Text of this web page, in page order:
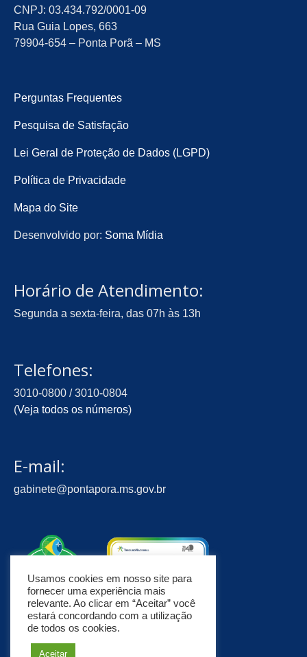
CNPJ: 03.434.792/0001-09
Rua Guia Lopes, 663
79904-654 – Ponta Porã – MS
Perguntas Frequentes
Pesquisa de Satisfação
Lei Geral de Proteção de Dados (LGPD)
Política de Privacidade
Mapa do Site
Desenvolvido por: Soma Mídia
Horário de Atendimento:
Segunda a sexta-feira, das 07h às 13h
Telefones:
3010-0800 / 3010-0804
(Veja todos os números)
E-mail:
gabinete@pontapora.ms.gov.br
Usamos cookies em nosso site para
fornecer uma experiência mais
relevante. Ao clicar em “Aceitar” você
estará concordando com a utilização
de todos os cookies.
Aceitar